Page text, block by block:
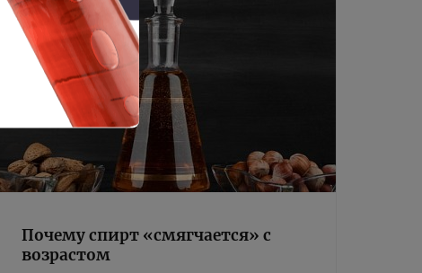
Статья
Почему спирт «смягчается» с
возрастом